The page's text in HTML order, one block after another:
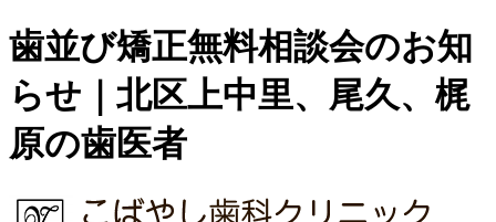
歯並び矯正無料相談会のお知
らせ｜北区上中里、尾久、梶
原の歯医者